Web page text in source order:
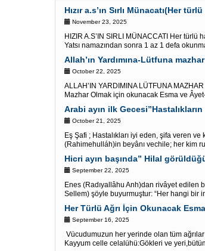
Hızır a.s’ın Sırlı Münacatı(Her
November 23, 2025
HIZIR A.S’IN SIRLI MÜNACCATI Her türlü
Yatsı namazından sonra 1 az 1 defa
Allah’ın Yardımına-Lütfuna
October 22, 2025
ALLAH’IN YARDIMINA LÜTFUNA
Mazhar Olmak için okunacak Esma ve
Arabi ayın ilk
October 21, 2025
Eş Şafi ; Hastalıkları iyi eden, şifa veren
(Rahimehulláh)in beyânı vechile; her kim
September 22, 2025
Enes (Radıyallâhu Anh)dan rivâyet
Sellem) şöyle buyurmuştur: “Her hangi bir
Her Türlü Ağrı İçin Okunacak
September 16, 2025
Vücudumuzun her yerinde olan tüm
Kayyum celle celalühü:Gökleri ve